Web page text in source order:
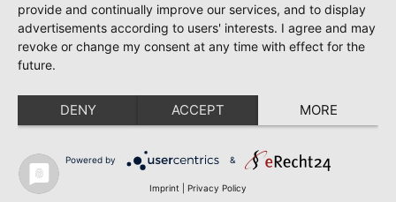
provide and continually improve our services, and to display
advertisements according to users' interests. I agree and may
revoke or change my consent at any time with effect for the
future.
DENY ACCEPT MORE
Powered by &
Imprint Privacy Policy